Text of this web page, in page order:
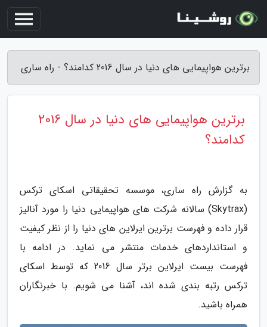
برترین هواپیمایی های دنیا در سال 2016 کدامند؟ - راه ساری
برترین هواپیمایی های دنیا در سال 2016
کدامند؟
به گزارش راه ساری، موسسه تحقیقاتی اسکای ترکس
(Skytrax) سالانه شرکت های هواپیمایی دنیا را مورد آنالیز
قرار داده و فهرست برترین ایرلاین های دنیا را از نظر کیفیت
و استانداردهای خدمات منتشر می نماید. در ادامه با
فهرست بیست ایرلاین برتر سال 2016 که توسط اسکای
ترکس رتبه بندی شده اند، آشنا می شویم. با خبرنگاران
همراه باشید.